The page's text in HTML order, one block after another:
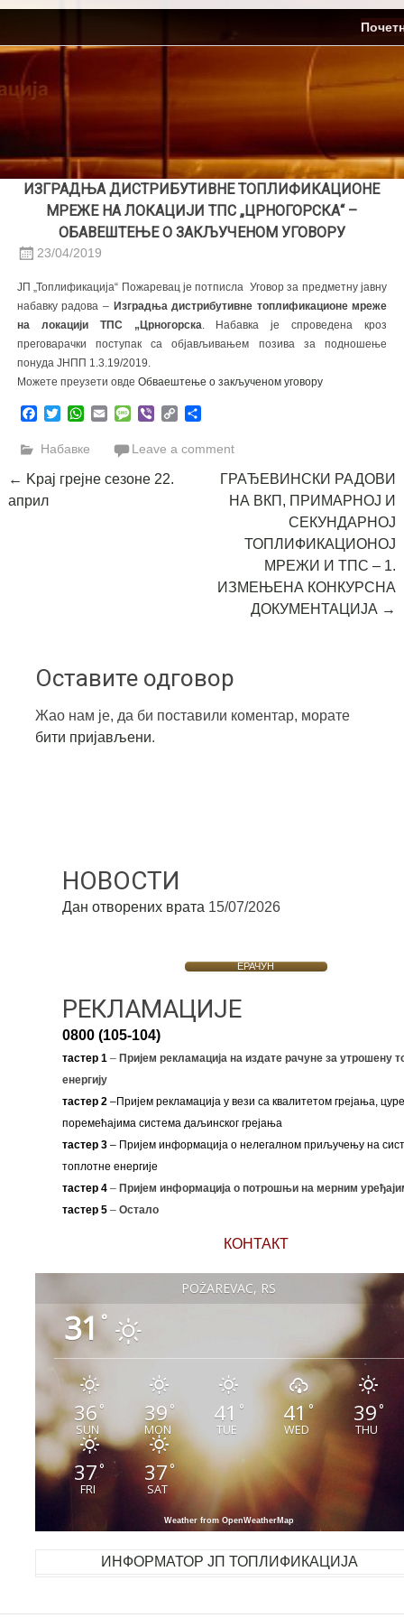
Skip
content
ИЗГРАДЊА ДИСТРИБУТИВНЕ ТОПЛИФИКАЦИОНЕ
МРЕЖЕ НА ЛОКАЦИЈИ ТПС „ЦРНОГОРСКА“ –
ОБАВЕШТЕЊЕ О ЗАКЉУЧЕНОМ УГОВОРУ
23/04/2019
ЈП „Топлификација“ Пожаревац је потписла Уговор за предметну јавну
набавку радова – Изградња дистрибутивне топлификационе мреже
на локацији ТПС „Црногорска. Набавка је спроведена кроз
преговарачки поступак са објављивањем позива за подношење
понуда ЈНПП 1.3.19/2019.
Можете преузети овде Обваештење о закљученом уговору
Facebook
TwitterWhatsApp
EmailMessage
ViberCopy
Набавке Leave a comment
Post
navigation
← Kрај грејне сезоне 22.
април
ГРАЂЕВИНСКИ РАДОВИ
НА ВКП, ПРИМАРНОЈ И
СЕКУНДАРНОЈ
ТОПЛИФИКАЦИОНОЈ
МРЕЖИ И ТПС – 1.
ИЗМЕЊЕНА КОНКУРСНА
ДОКУМЕНТАЦИЈА →
Оставите одговор
Жао нам је, да би поставили коментар, морате
бити пријављени.
НОВОСТИ
Дан отворених врата 15/07/2026
ЕРАЧУН
РЕКЛАМАЦИЈЕ
0800 (105-104)
тастер 1–Пријем рекламација на издате рачуне за утрошену
енергију
тастер 2–Пријем рекламација у вези са квалитетом грејања,
поремећајима система даљинског грејања
тастер 3– Пријем информација о нелегалном приључењу на
топлотне енергије
тастер 4 – Пријем информација о потрошњи на мерним
тастер 5 – Остало
КОНТАКТ
POŽAREVAC, RS
31 °
36°
SUN
39°
MON
41 °
TUE
41°
WED
39°
THU
37°
FRI
37°
SAT
Weather from OpenWeatherMap
ИНФОРМАТОР ЈП ТОПЛИФИКАЦИЈА